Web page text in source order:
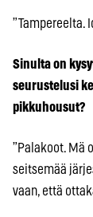
”Tampereelta.
Sinulta on
seurustelusi
pikkuhousut?
”Palakoot. Mä
seitsemää
vaan, että